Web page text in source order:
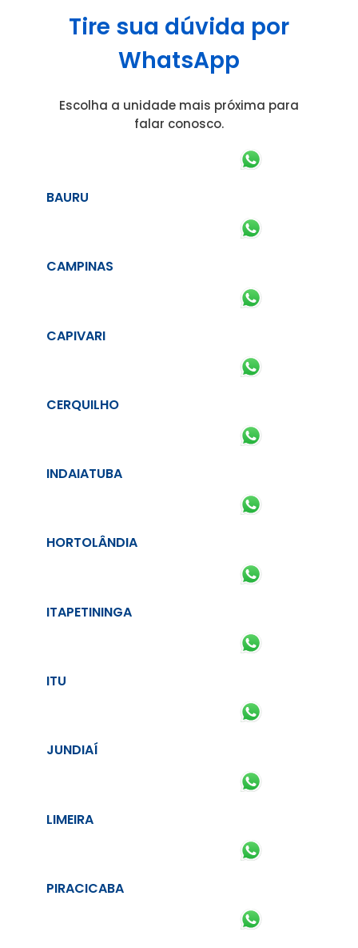
Tire sua dúvida por
WhatsApp
Escolha a unidade mais próxima para
falar conosco.
BAURU
CAMPINAS
CAPIVARI
CERQUILHO
INDAIATUBA
HORTOLÂNDIA
ITAPETININGA
ITU
JUNDIAÍ
LIMEIRA
PIRACICABA